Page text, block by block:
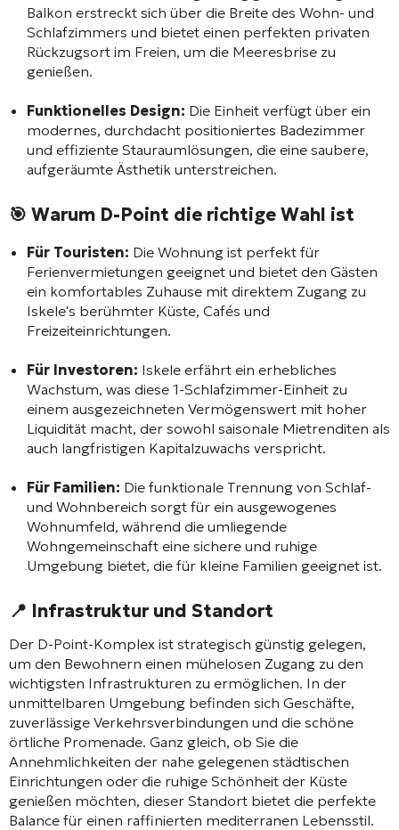
Balkon erstreckt sich über die Breite des Wohn- und
Schlafzimmers und bietet einen perfekten privaten
Rückzugsort im Freien, um die Meeresbrise zu
genießen.
Funktionelles Design: Die Einheit verfügt über ein
modernes, durchdacht positioniertes Badezimmer
und effiziente Stauraumlösungen, die eine saubere,
aufgeräumte Ästhetik unterstreichen.
🎯 Warum D-Point die richtige Wahl ist
Für Touristen: Die Wohnung ist perfekt für
Ferienvermietungen geeignet und bietet den Gästen
ein komfortables Zuhause mit direktem Zugang zu
Iskele's berühmter Küste, Cafés und
Freizeiteinrichtungen.
Für Investoren: Iskele erfährt ein erhebliches
Wachstum, was diese 1-Schlafzimmer-Einheit zu
einem ausgezeichneten Vermögenswert mit hoher
Liquidität macht, der sowohl saisonale Mietrenditen als
auch langfristigen Kapitalzuwachs verspricht.
Für Familien: Die funktionale Trennung von Schlaf-
und Wohnbereich sorgt für ein ausgewogenes
Wohnumfeld, während die umliegende
Wohngemeinschaft eine sichere und ruhige
Umgebung bietet, die für kleine Familien geeignet ist.
📍 Infrastruktur und Standort
Der D-Point-Komplex ist strategisch günstig gelegen,
um den Bewohnern einen mühelosen Zugang zu den
wichtigsten Infrastrukturen zu ermöglichen. In der
unmittelbaren Umgebung befinden sich Geschäfte,
zuverlässige Verkehrsverbindungen und die schöne
örtliche Promenade. Ganz gleich, ob Sie die
Annehmlichkeiten der nahe gelegenen städtischen
Einrichtungen oder die ruhige Schönheit der Küste
genießen möchten, dieser Standort bietet die perfekte
Balance für einen raffinierten mediterranen Lebensstil.